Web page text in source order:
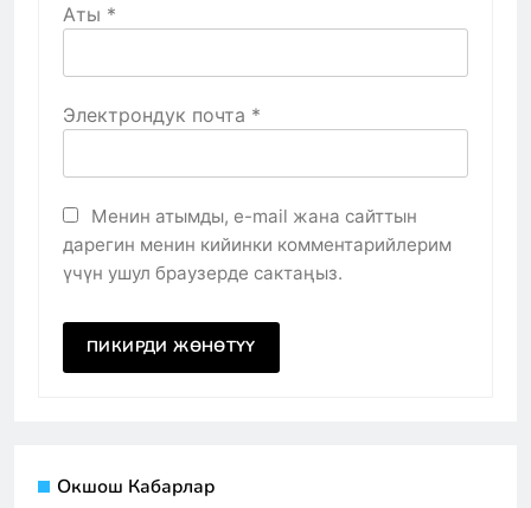
Аты *
Электрондук почта *
Менин атымды, e-mail жана сайттын
дарегин менин кийинки комментарийлерим
үчүн ушул браузерде сактаңыз.
Окшош Кабарлар